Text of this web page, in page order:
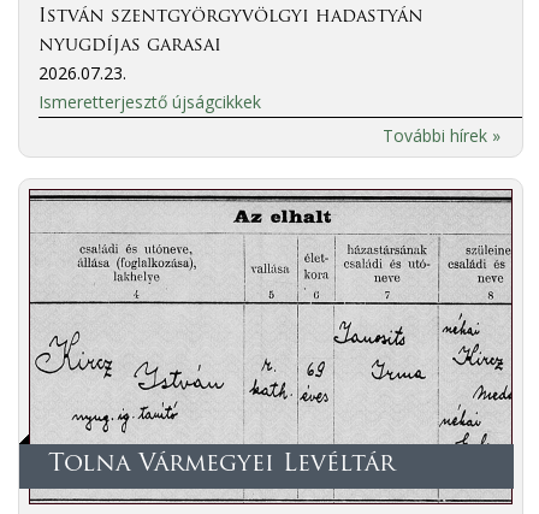
István szentgyörgyvölgyi hadastyán
nyugdíjas garasai
2026.07.23.
Ismeretterjesztő újságcikkek
További hírek »
Tolna Vármegyei Levéltár